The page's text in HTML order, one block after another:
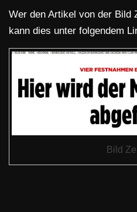
Wer den Artikel von der Bild
kann dies unter folgendem
Bild